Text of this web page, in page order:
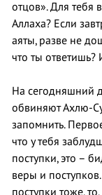
отцов». Для тебя
Аллаха? Если
аяты, разве не
что ты ответишь?
На сегодняшний
обвиняют Ахлю-
запомнить.
что у тебя
поступки, это –
веры и
поступки тоже,